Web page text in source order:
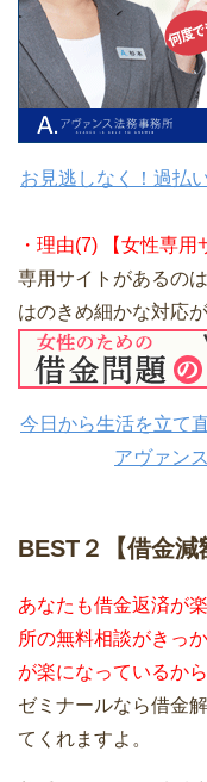
お見逃しなく！過払
・理由(7) 【女性専用
専用サイトがあるの
はのきめ細かな対応
今日から生活を立て
アヴァン
BEST２【借金減
あなたも借金返済が
所の無料相談がきっ
が楽になっているから
ゼミナールなら借金
てくれますよ。